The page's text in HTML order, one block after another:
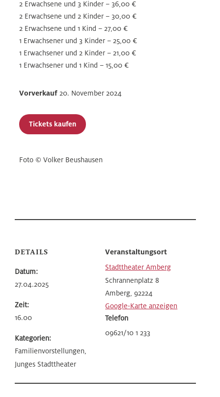
2 Erwachsene und 3 Kinder – 36,00 €
2 Erwachsene und 2 Kinder – 30,00 €
2 Erwachsene und 1 Kind – 27,00 €
1 Erwachsener und 3 Kinder – 25,00 €
1 Erwachsener und 2 Kinder – 21,00 €
1 Erwachsener und 1 Kind – 15,00 €
Vorverkauf20. November 2024
Tickets kaufen
Foto © Volker Beushausen
DETAILS
Datum:
27.04.2025
Zeit:
16.00
Kategorien:
Familienvorstellungen,
Junges Stadttheater
Veranstaltungsort
Stadttheater Amberg
Schrannenplatz 8
Amberg, 92224
Google-Karte anzeigen
Telefon
09621/10 1 233